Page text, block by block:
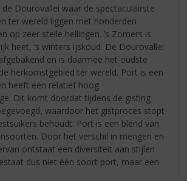
de Dourovallei waar de spectaculairste
ter wereld liggen met honderden
op zeer steile hellingen. ’s Zomers is
heet, ’s winters ijskoud. De Dourovallei
en is daarmee het oudste
herkomstgebied ter wereld. Port is een
heeft een relatief hoog
Dit komt doordat tijdens de gisting
waardoor het gistproces stopt
behoudt. Port is een blend van
Door het verschil in mengen en
ontstaat een diversiteit aan stijlen
dus niet één soort port, maar een